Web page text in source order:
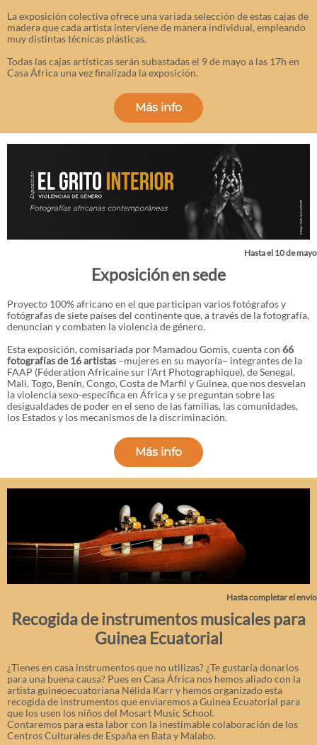
La exposición colectiva ofrece una variada selección de estas cajas de
madera que cada artista interviene de manera individual, empleando
muy distintas técnicas plásticas.
Todas las cajas artísticas serán subastadas el 9 de mayo a las 17h en
Casa África una vez finalizada la exposición.
Más info
Hasta el 10 de mayo
Exposición en sede
Proyecto 100% africano en el que participan varios fotógrafos y
fotógrafas de siete países del continente que, a través de la fotografía,
denuncian y combaten la violencia de género.
Esta exposición, comisariada por Mamadou Gomis, cuenta con 66
fotografías de 16 artistas –mujeres en su mayoría– integrantes de la
FAAP (Féderation Africaine sur l'Art Photographique), de Senegal,
Mali, Togo, Benín, Congo, Costa de Marfil y Guinea, que nos desvelan
la violencia sexo-específica en África y se preguntan sobre las
desigualdades de poder en el seno de las familias, las comunidades,
los Estados y los mecanismos de la discriminación.
Más info
Hasta completar el envío
Recogida de instrumentos musicales para
Guinea Ecuatorial
¿Tienes en casa instrumentos que no utilizas? ¿Te gustaría donarlos
para una buena causa? Pues en Casa África nos hemos aliado con la
artista guineoecuatoriana Nélida Karr y hemos organizado esta
recogida de instrumentos que enviaremos a Guinea Ecuatorial para
que los usen los niños del Mosart Music School.
Contaremos para esta labor con la inestimable colaboración de los
Centros Culturales de España en Bata y Malabo.